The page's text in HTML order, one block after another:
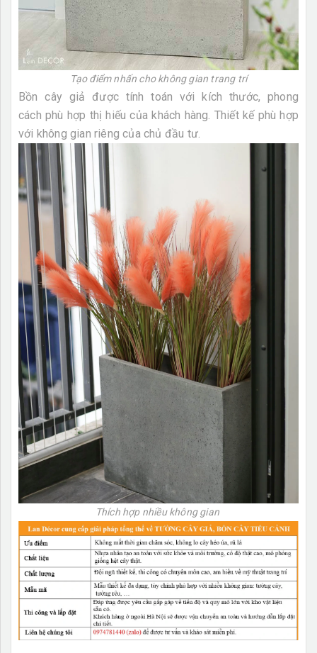
Tạo điểm nhấn cho không gian trang trí
Bồn cây giả được tính toán với kích thước, phong
cách phù hợp thị hiếu của khách hàng. Thiết kế phù hợp
với không gian riêng của chủ đầu tư.
Thích hợp nhiều không gian